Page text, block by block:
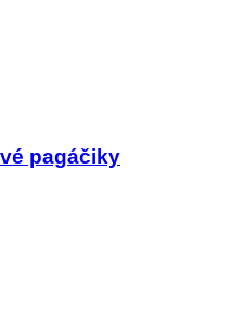
pagáčiky